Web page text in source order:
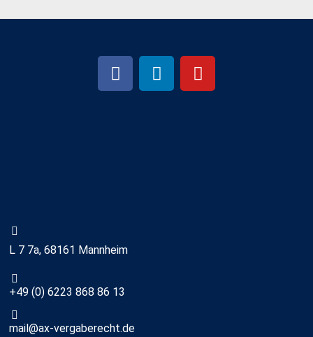
L 7 7a, 68161 Mannheim
+49 (0) 6223 868 86 13
mail@ax-vergaberecht.de